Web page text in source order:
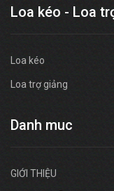
Loa kéo - Loa
Loa kéo
Loa trợ giảng
Danh muc
GIỚI THIỆU